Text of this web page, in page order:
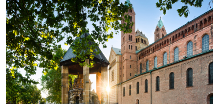
Facebook
Messenger
X
WhatsApp
### beschreibung_headline_default
does not exist in object type Ausflug
###